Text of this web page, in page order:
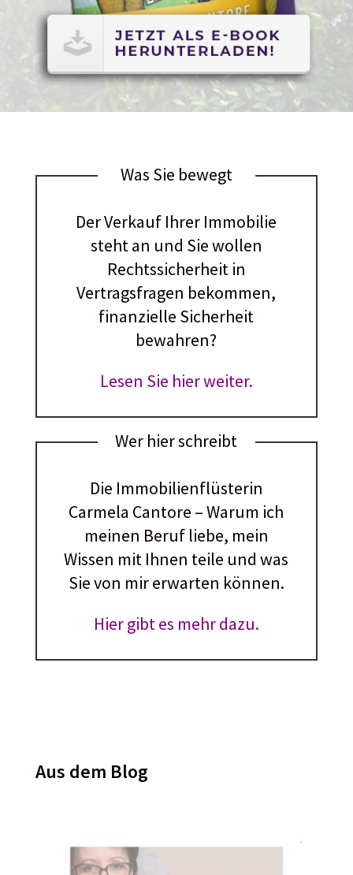
Was Sie bewegt
Der Verkauf Ihrer Immobilie
steht an und Sie wollen
Rechtssicherheit in
Vertragsfragen bekommen,
finanzielle Sicherheit
bewahren?
Lesen Sie hier weiter.
Wer hier schreibt
Die Immobilienflüsterin
Carmela Cantore – Warum ich
meinen Beruf liebe, mein
Wissen mit Ihnen teile und was
Sie von mir erwarten können.
Hier gibt es mehr dazu.
Aus dem Blog